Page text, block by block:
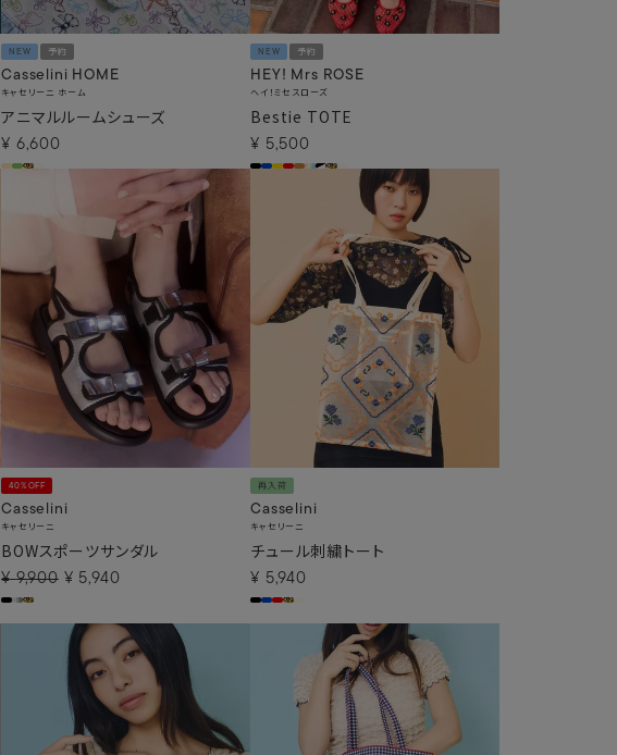
NEW 予約
Casselini HOME
キャセリーニ ホーム
アニマルルームシューズ
¥ 6,600
NEW 予約
HEY! Mrs ROSE
ヘイ！ミセスローズ
Bestie TOTE
¥ 5,500
40%OFF
Casselini
キャセリーニ
BOWスポーツサンダル
¥ 9,900 ¥ 5,940
再入荷
Casselini
キャセリーニ
チュール刺繍トート
¥ 5,940